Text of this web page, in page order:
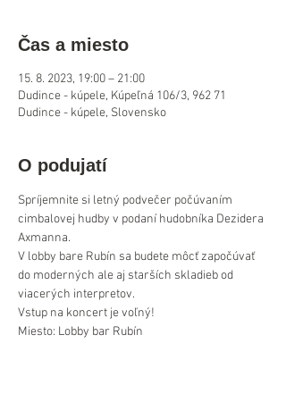
Čas a miesto
15. 8. 2023, 19:00 – 21:00
Dudince - kúpele, Kúpeľná 106/3, 962 71
Dudince - kúpele, Slovensko
O podujatí
Spríjemnite si letný podvečer počúvaním
cimbalovej hudby v podaní hudobníka Dezidera
Axmanna.
V lobby bare Rubín sa budete môcť započúvať
do moderných ale aj starších skladieb od
viacerých interpretov.
Vstup na koncert je voľný!
Miesto: Lobby bar Rubín